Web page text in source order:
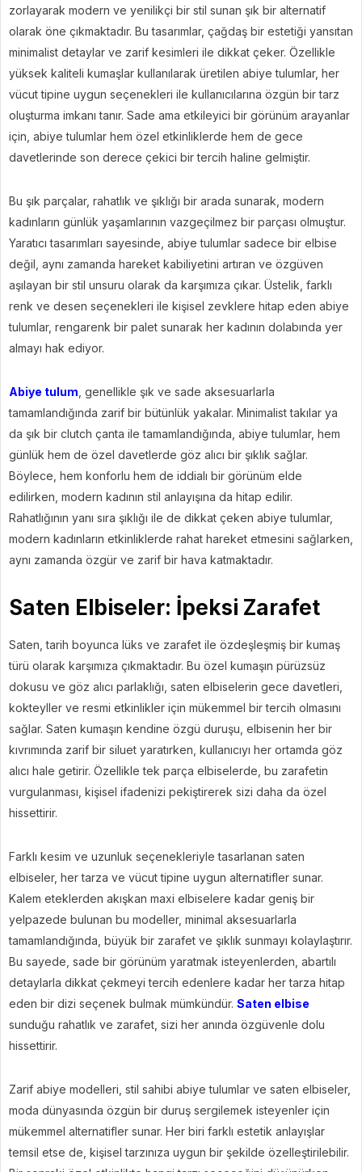
zorlayarak modern ve yenilikçi bir stil sunan şık bir alternatif
olarak öne çıkmaktadır. Bu tasarımlar, çağdaş bir estetiği yansıtan
minimalist detaylar ve zarif kesimleri ile dikkat çeker. Özellikle
yüksek kaliteli kumaşlar kullanılarak üretilen abiye tulumlar, her
vücut tipine uygun seçenekleri ile kullanıcılarına özgün bir tarz
oluşturma imkanı tanır. Sade ama etkileyici bir görünüm arayanlar
için, abiye tulumlar hem özel etkinliklerde hem de gece
davetlerinde son derece çekici bir tercih haline gelmiştir.
Bu şık parçalar, rahatlık ve şıklığı bir arada sunarak, modern
kadınların günlük yaşamlarının vazgeçilmez bir parçası olmuştur.
Yaratıcı tasarımları sayesinde, abiye tulumlar sadece bir elbise
değil, aynı zamanda hareket kabiliyetini artıran ve özgüven
aşılayan bir stil unsuru olarak da karşımıza çıkar. Üstelik, farklı
renk ve desen seçenekleri ile kişisel zevklere hitap eden abiye
tulumlar, rengarenk bir palet sunarak her kadının dolabında yer
almayı hak ediyor.
Abiye tulum , genellikle şık ve sade aksesuarlarla
tamamlandığında zarif bir bütünlük yakalar. Minimalist takılar ya
da şık bir clutch çanta ile tamamlandığında, abiye tulumlar, hem
günlük hem de özel davetlerde göz alıcı bir şıklık sağlar.
Böylece, hem konforlu hem de iddialı bir görünüm elde
edilirken, modern kadının stil anlayışına da hitap edilir.
Rahatlığının yanı sıra şıklığı ile de dikkat çeken abiye tulumlar,
modern kadınların etkinliklerde rahat hareket etmesini sağlarken,
aynı zamanda özgür ve zarif bir hava katmaktadır.
Saten Elbiseler: İpeksi Zarafet
Saten, tarih boyunca lüks ve zarafet ile özdeşleşmiş bir kumaş
türü olarak karşımıza çıkmaktadır. Bu özel kumaşın pürüzsüz
dokusu ve göz alıcı parlaklığı, saten elbiselerin gece davetleri,
kokteyller ve resmi etkinlikler için mükemmel bir tercih olmasını
sağlar. Saten kumaşın kendine özgü duruşu, elbisenin her bir
kıvrımında zarif bir siluet yaratırken, kullanıcıyı her ortamda göz
alıcı hale getirir. Özellikle tek parça elbiselerde, bu zarafetin
vurgulanması, kişisel ifadenizi pekiştirerek sizi daha da özel
hissettirir.
Farklı kesim ve uzunluk seçenekleriyle tasarlanan saten
elbiseler, her tarza ve vücut tipine uygun alternatifler sunar.
Kalem eteklerden akışkan maxi elbiselere kadar geniş bir
yelpazede bulunan bu modeller, minimal aksesuarlarla
tamamlandığında, büyük bir zarafet ve şıklık sunmayı kolaylaştırır.
Bu sayede, sade bir görünüm yaratmak isteyenlerden, abartılı
detaylarla dikkat çekmeyi tercih edenlere kadar her tarza hitap
eden bir dizi seçenek bulmak mümkündür. Saten elbise
sunduğu rahatlık ve zarafet, sizi her anında özgüvenle dolu
hissettirir.
Zarif abiye modelleri, stil sahibi abiye tulumlar ve saten elbiseler,
moda dünyasında özgün bir duruş sergilemek isteyenler için
mükemmel alternatifler sunar. Her biri farklı estetik anlayışlar
temsil etse de, kişisel tarzınıza uygun bir şekilde özelleştirilebilir.